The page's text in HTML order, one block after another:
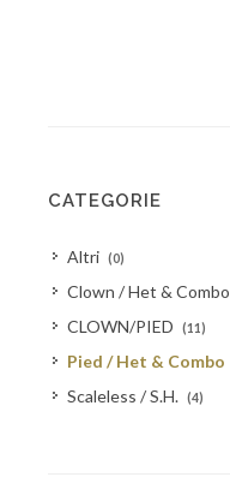
CATEGORIE
Altri (0)
Clown / Het & Combo
CLOWN/PIED (11)
Pied / Het & Combo
Scaleless / S.H. (4)